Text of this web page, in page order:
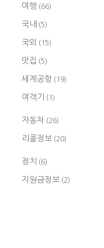
여행 (66)
국내 (5)
국외 (15)
맛집 (5)
세계공항 (19)
여객기 (1)
자동차 (26)
리콜정보 (20)
정치 (6)
지원금정보 (2)